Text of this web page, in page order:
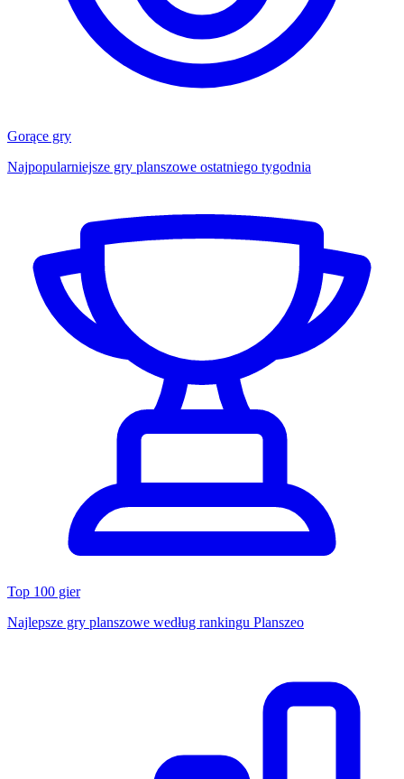
Gorące gry
Najpopularniejsze gry planszowe ostatniego tygodnia
Top 100 gier
Najlepsze gry planszowe według rankingu Planszeo